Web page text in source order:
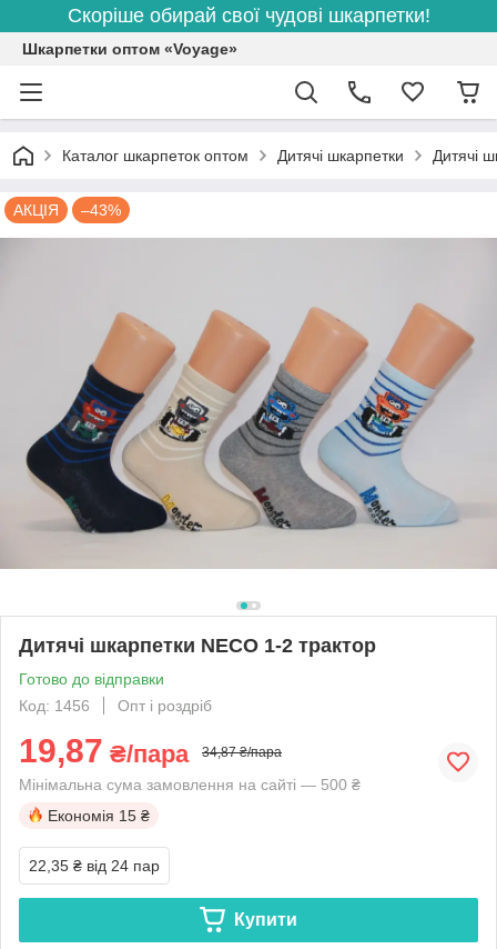
Скоріше обирай свої чудові шкарпетки!
Шкарпетки оптом «Voyage»
Каталог шкарпеток оптом Дитячі шкарпетки Дитячі
АКЦІЯ –43%
Дитячі шкарпетки NECO 1-2 трактор
Готово до відправки
Код: 1456
Опт і роздріб
19,87 ₴/пара 34,87 ₴/пара
Мінімальна сума замовлення на сайті — 500 ₴
Економія 15 ₴
22,35 ₴ від 24 пар
Купити